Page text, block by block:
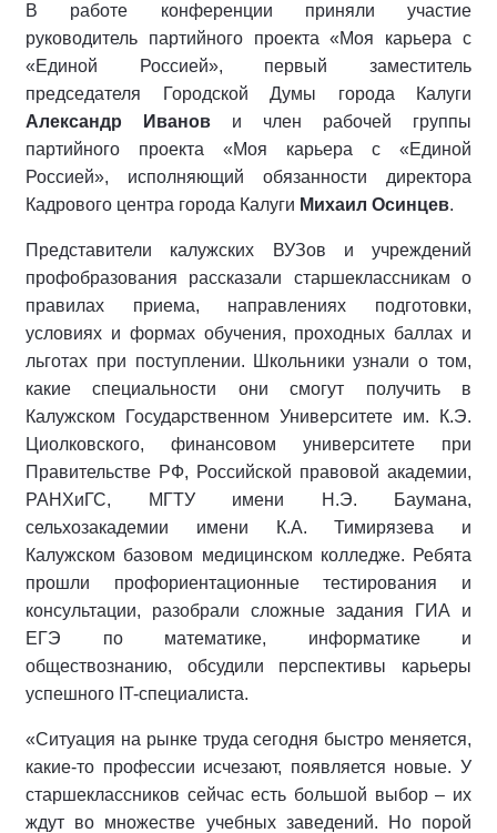
В работе конференции приняли участие
руководитель партийного проекта «Моя карьера с
«Единой Россией», первый заместитель
председателя Городской Думы города Калуги
Александр Иванов и член рабочей группы
партийного проекта «Моя карьера с «Единой
Россией», исполняющий обязанности директора
Кадрового центра города Калуги Михаил Осинцев.
Представители калужских ВУЗов и учреждений
профобразования рассказали старшеклассникам о
правилах приема, направлениях подготовки,
условиях и формах обучения, проходных баллах и
льготах при поступлении. Школьники узнали о том,
какие специальности они смогут получить в
Калужском Государственном Университете им. К.Э.
Циолковского, финансовом университете при
Правительстве РФ, Российской правовой академии,
РАНХиГС, МГТУ имени Н.Э. Баумана,
сельхозакадемии имени К.А. Тимирязева и
Калужском базовом медицинском колледже. Ребята
прошли профориентационные тестирования и
консультации, разобрали сложные задания ГИА и
ЕГЭ по математике, информатике и
обществознанию, обсудили перспективы карьеры
успешного IT-специалиста.
«Ситуация на рынке труда сегодня быстро меняется,
какие-то профессии исчезают, появляется новые. У
старшеклассников сейчас есть большой выбор – их
ждут во множестве учебных заведений. Но порой